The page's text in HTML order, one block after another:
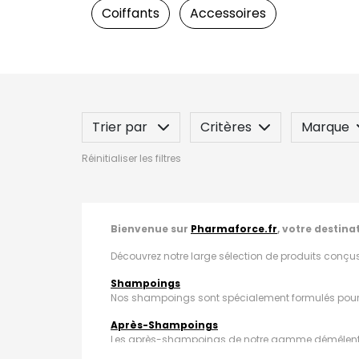
Coiffants Accessoires
Trier par Critères
Marque
Spécificité
Réinitialiser les filtres
Bienvenue sur Pharmaforce.fr, votre
Découvrez notre large sélection de produits
Shampoings
Nos shampoings sont spécialement formulés
Après-Shampoings
Les après-shampoings de notre gamme